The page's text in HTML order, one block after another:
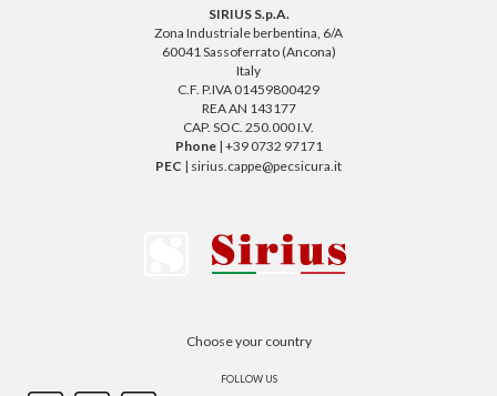
SIRIUS S.p.A.
Zona Industriale berbentina, 6/A
60041 Sassoferrato (Ancona)
Italy
C.F. P.IVA 01459800429
REA AN 143177
CAP. SOC. 250.000 I.V.
Phone| +39 0732 97171
PEC | sirius.cappe@pecsicura.it
Choose your country
FOLLOW US